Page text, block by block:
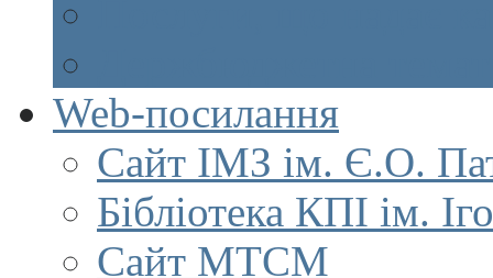
Web-посилання
Сайт ІМЗ ім. Є.О.
Бібліотека КПІ ім.
Сайт МТСМ